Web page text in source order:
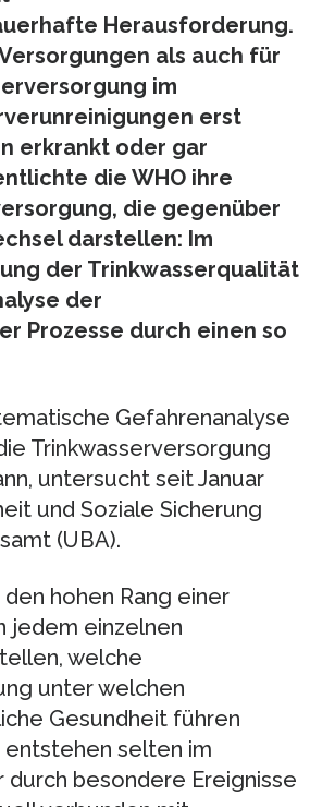
Herausforderung.
als auch für
im
erst
erkrankt oder gar
die WHO ihre
die gegenüber
darstellen: Im
der Trinkwasserqualität
der
Prozesse durch einen so
Gefahrenanalyse
Trinkwasserversorgung
untersucht seit Januar
und Soziale Sicherung
(UBA).
hohen Rang einer
jedem einzelnen
welche
unter welchen
Gesundheit führen
entstehen selten im
durch besondere Ereignisse